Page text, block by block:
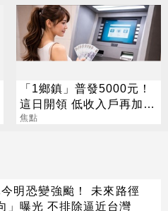
「1鄉鎮」普發5000元！
這日開領 低收入戶再加碼
2000元
焦點
明恐變強颱！ 未來路徑
」曝光 不排除逼近台灣